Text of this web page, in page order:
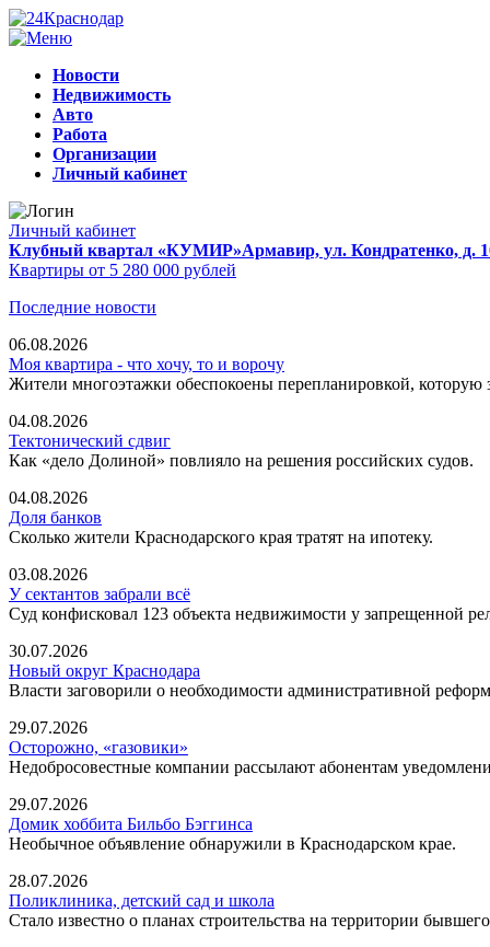
Новости
Недвижимость
Авто
Работа
Организации
Личный кабинет
Личный кабинет
Клубный квартал «КУМИР»Армавир, ул. Кондратенко, д.
Квартиры от 5 280 000 рублей
Последние новости
06.08.2026
Моя квартира - что хочу, то и ворочу
Жители многоэтажки обеспокоены перепланировкой, которую
04.08.2026
Тектонический сдвиг
Как «дело Долиной» повлияло на решения российских судов.
04.08.2026
Доля банков
Сколько жители Краснодарского края тратят на ипотеку.
03.08.2026
У сектантов забрали всё
Суд конфисковал 123 объекта недвижимости у запрещенной
30.07.2026
Новый округ Краснодара
Власти заговорили о необходимости административной
29.07.2026
Осторожно, «газовики»
Недобросовестные компании рассылают абонентам
29.07.2026
Домик хоббита Бильбо Бэггинса
Необычное объявление обнаружили в Краснодарском крае.
28.07.2026
Поликлиника, детский сад и школа
Стало известно о планах строительства на территории